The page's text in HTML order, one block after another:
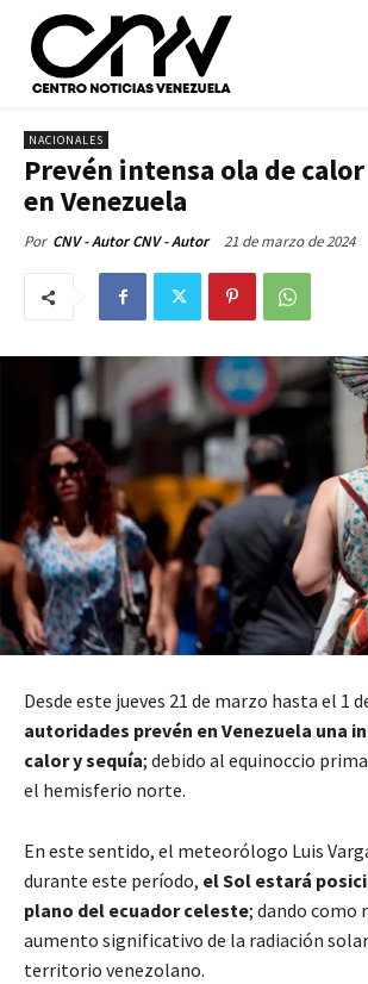
NACIONALES
Prevén intensa ola de
en Venezuela
Por CNV - Autor CNV - Autor 21 de marzo de 2024
Desde este jueves 21 de marzo hasta el 1
autoridades prevén en Venezuela una
calor y sequía; debido al equinoccio
el hemisferio norte.
En este sentido, el meteorólogo Luis
durante este período, el Sol estará
plano del ecuador celeste; dando como
aumento significativo de la radiación
territorio venezolano.